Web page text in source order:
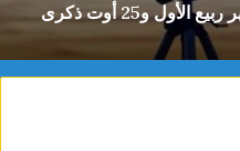
مدينة العلوم: فلكيًا 14 أوت غرة شهر ربيع الأول و25 أوت ذكرى